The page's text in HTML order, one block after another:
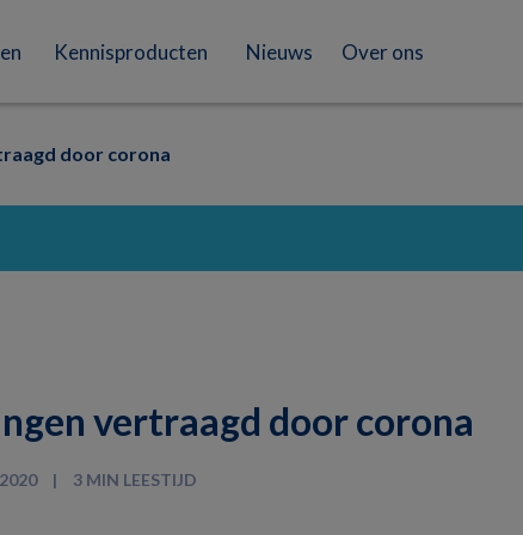
Kennisproducten Nieuws Over ons
door corona
vertraagd door corona
3 MIN LEESTIJD